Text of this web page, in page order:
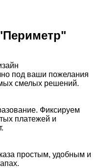
под ваши пожелания
смелых решений.
Фиксируем
платежей и
простым, удобным и